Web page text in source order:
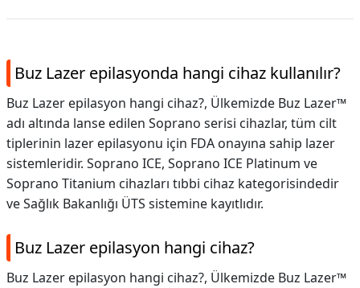
Buz Lazer epilasyonda hangi cihaz kullanılır?
Buz Lazer epilasyon hangi cihaz?, Ülkemizde Buz Lazer™
adı altında lanse edilen Soprano serisi cihazlar, tüm cilt
tiplerinin lazer epilasyonu için FDA onayına sahip lazer
sistemleridir. Soprano ICE, Soprano ICE Platinum ve
Soprano Titanium cihazları tıbbi cihaz kategorisindedir
ve Sağlık Bakanlığı ÜTS sistemine kayıtlıdır.
Buz Lazer epilasyon hangi cihaz?
Buz Lazer epilasyon hangi cihaz?, Ülkemizde Buz Lazer™